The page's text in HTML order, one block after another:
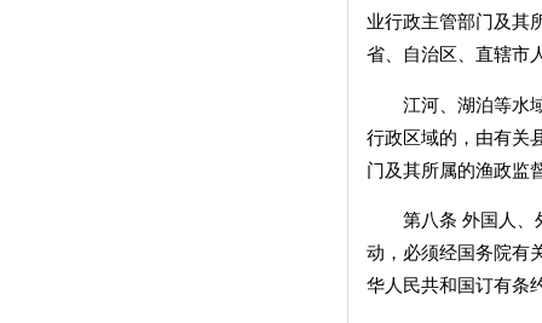
业行政主管部门及其
省、自治区、直辖市
江河、湖泊等水域
行政区域的，由有关
门及其所属的渔政监
第八条 外国人、外
动，必须经国务院有
华人民共和国订有条